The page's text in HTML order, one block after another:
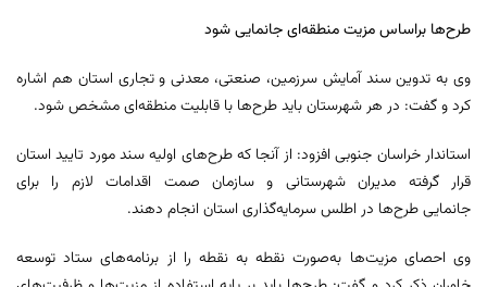
طرح‌ها براساس مزیت منطقه‌ای جانمایی شود
وی به تدوین سند آمایش سرزمین، صنعتی، معدنی و تجاری استان هم اشاره
کرد و گفت: در هر شهرستان باید طرح‌ها با قابلیت منطقه‌ای مشخص شود.
استاندار خراسان جنوبی افزود: از آنجا که طرح‌های اولیه سند مورد تایید استان
قرار گرفته مدیران شهرستانی و سازمان صمت اقدامات لازم را برای
جانمایی طرح‌ها در اطلس سرمایه‌گذاری استان انجام دهند.
وی احصای مزیت‌ها به‌صورت نقطه به نقطه را از برنامه‌های ستاد توسعه